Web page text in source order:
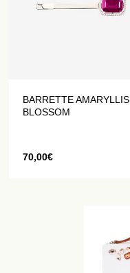
BARRETTE AMARYLLIS
BLOSSOM
70,00€